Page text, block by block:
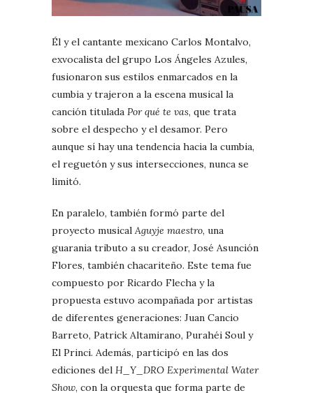
Él y el cantante mexicano Carlos Montalvo,
exvocalista del grupo Los Ángeles Azules,
fusionaron sus estilos enmarcados en la
cumbia y trajeron a la escena musical la
canción titulada Por qué te vas, que trata
sobre el despecho y el desamor. Pero
aunque sí hay una tendencia hacia la cumbia,
el reguetón y sus intersecciones, nunca se
limitó.
En paralelo, también formó parte del
proyecto musical Aguyje maestro, una
guarania tributo a su creador, José Asunción
Flores, también chacariteño. Este tema fue
compuesto por Ricardo Flecha y la
propuesta estuvo acompañada por artistas
de diferentes generaciones: Juan Cancio
Barreto, Patrick Altamirano, Purahéi Soul y
El Princi. Además, participó en las dos
ediciones del H_Y_DRO Experimental Water
Show, con la orquesta que forma parte de